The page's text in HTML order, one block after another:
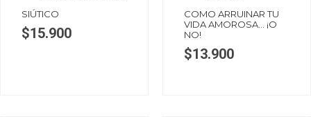
SIÚTICO
$15.900
COMO ARRUINAR TU
VIDA AMOROSA… ¡O
NO!
$13.900